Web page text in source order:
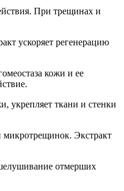
При трещинах и
ускоряет регенерацию
кожи и ее
укрепляет ткани и стенки
Экстракт
отмерших